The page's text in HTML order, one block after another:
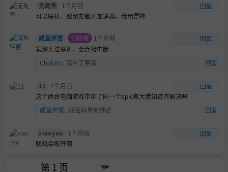
无尾熊
1个月前
回复
可以联机，跟朋友都开加速器，我用雷神
咸鱼拌酱 订阅者 1个月前
回复
实测无法联机，会连接中断
Chobits: 等补丁更新 回复
11 1个月前
回复
这个两台电脑游戏中绑了同一个epic有大佬知道咋解决吗
咸鱼拌酱: 改密码重新绑定 回复
xiaoyao 1个月前
回复
联机会断开啊